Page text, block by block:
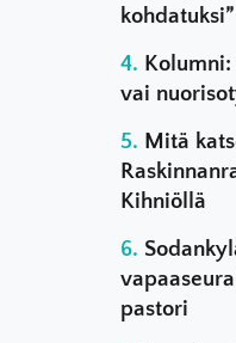
kohdatuksi”
vai
Mitä
Kihniöllä
pastori